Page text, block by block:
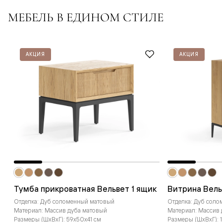
МЕБЕЛЬ В ЕДИНОМ СТИЛЕ
АКЦИЯ
Тумба прикроватная Вельвет 1 ящик
Отделка: Дуб соломенный матовый
Материал: Массив дуба матовый
Размеры (ШxВxГ): 59x50x41 см
АКЦИЯ
Витрина
Отделка: Дуб
Материал: Массив
Размеры (ШxВxГ):